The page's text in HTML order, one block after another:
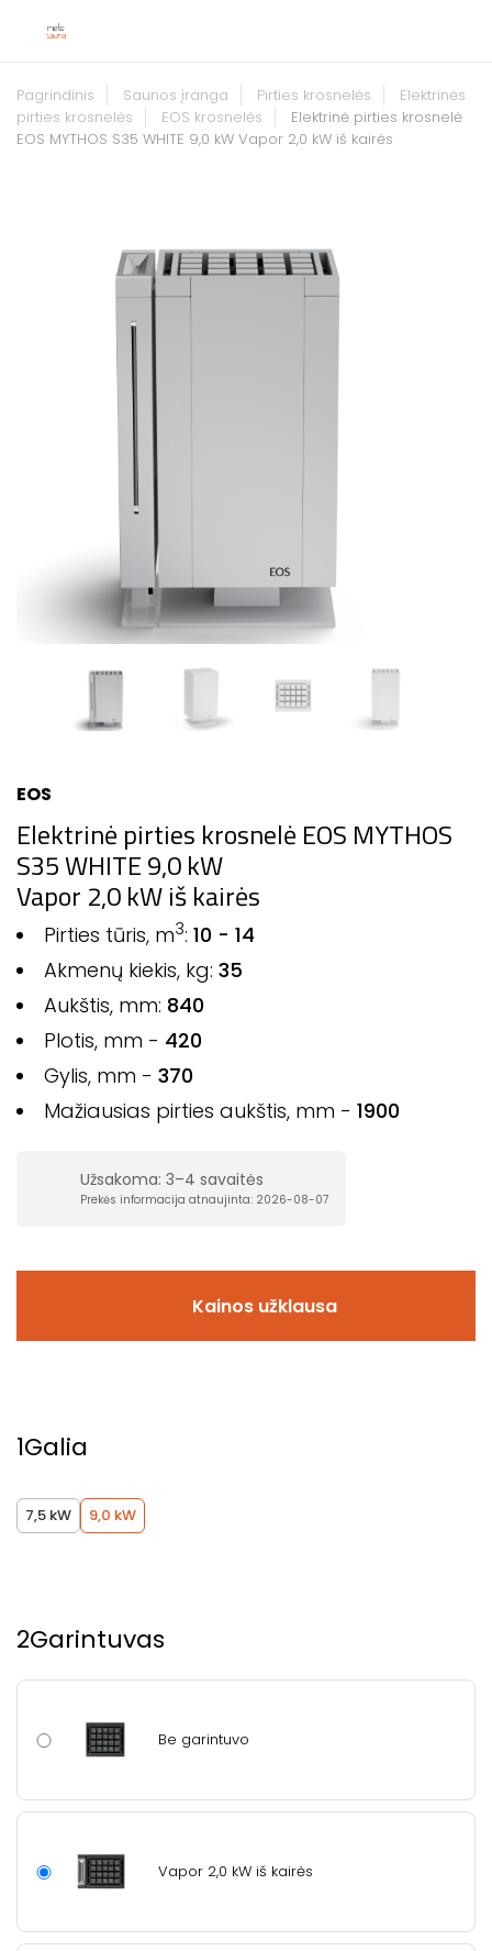
Pagrindinis Saunos įranga Pirties krosnelės
Elektrinės
pirties krosnelės
EOS krosnelės
Elektrinė pirties krosnelė
EOS MYTHOS S35 WHITE 9,0 kW Vapor 2,0 kW iš kairės
EOS
Elektrinė pirties krosnelė EOS MYTHOS
S35 WHITE 9,0 kW
Vapor 2,0 kW iš kairės
Pirties tūris, m3: 10 - 14
Akmenų kiekis, kg: 35
Aukštis, mm: 840
Plotis, mm - 420
Gylis, mm - 370
Mažiausias pirties aukštis, mm - 1900
Užsakoma: 3–4 savaitės
Prekės informacija atnaujinta: 2026-08-07
Kainos užklausa
1Galia
7,5 kW 9,0 kW
2Garintuvas
Be garintuvo
Vapor 2,0 kW iš kairės